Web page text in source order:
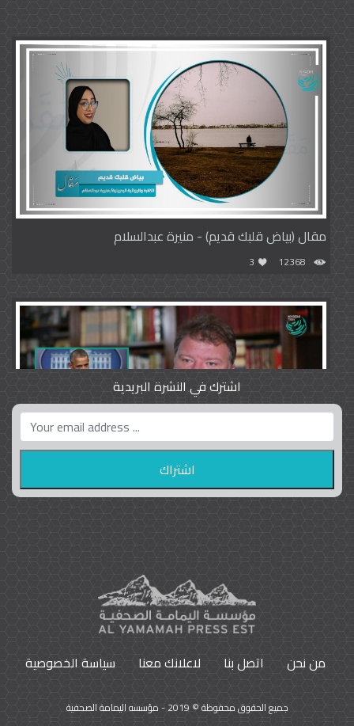
مقال (بياض قلبك قديم) - منيرة عبدالسلام
12368
3
واشنطن بوست واللوبي المزدوج
9792
اشترك في النشرة البريدية
من نحن اتصل بنا لاعلانك معنا سياسة الخصوصية
جميع الحقوق محفوظة © 2019 - مؤسسه اليمامة الصحفية